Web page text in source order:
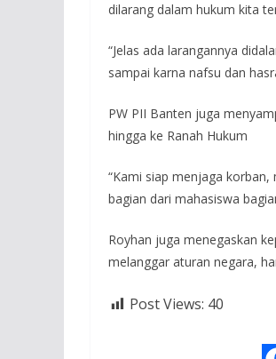
dilarang dalam hukum kita
“Jelas ada larangannya
sampai karna nafsu dan
PW PII Banten juga
hingga ke Ranah Hukum
“Kami siap menjaga
bagian dari mahasiswa
Royhan juga menegaskan
melanggar aturan negara,
Post Views: 40